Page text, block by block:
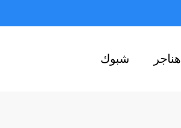
هناجر شبوك